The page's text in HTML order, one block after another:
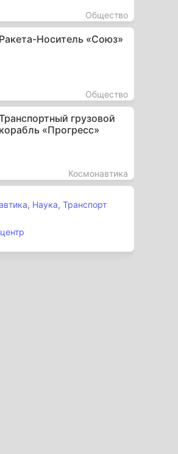
Общество
Ракета-Носитель «Союз»
Общество
грузовой
корабль «Прогресс»
Космонавтика
, Наука,Транспорт